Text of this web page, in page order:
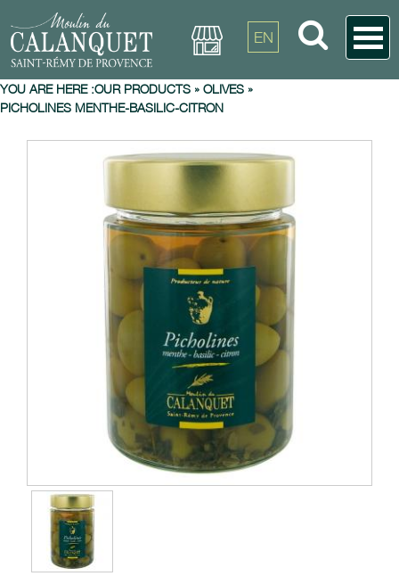
EN
YOU ARE HERE :OUR PRODUCTS » OLIVES »
PICHOLINES MENTHE-BASILIC-CITRON